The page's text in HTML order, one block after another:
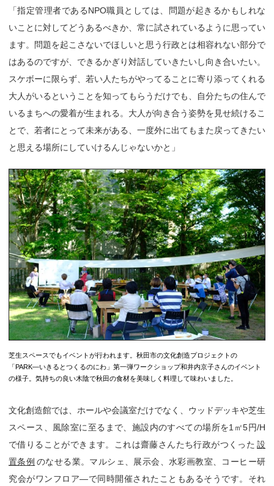
「指定管理者であるNPO職員としては、問題が起きるかもしれな
いことに対してどうあるべきか、常に試されているように思ってい
ます。問題を起こさないでほしいと思う行政とは相容れない部分で
はあるのですが、できるかぎり対話していきたいし向き合いたい。
スケボーに限らず、若い人たちがやってることに寄り添ってくれる
大人がいるということを知ってもらうだけでも、自分たちの住んで
いるまちへの愛着が生まれる。大人が向き合う姿勢を見せ続けるこ
とで、若者にとって未来がある、一度外に出てもまた戻ってきたい
と思える場所にしていけるんじゃないかと」
芝生スペースでもイベントが行われます。秋田市の文化創造プロジェクトの
「PARK―いきるとつくるのにわ」第一弾ワークショップ和井内京子さんのイベント
の様子。気持ちの良い木陰で秋田の食材を美味しく料理して味わいました。
文化創造館では、ホールや会議室だけでなく、ウッドデッキや芝生
スペース、風除室に至るまで、施設内のすべての場所を1㎡5円/H
で借りることができます。これは齋藤さんたち行政がつくった 設
置条例 のなせる業。マルシェ、展示会、水彩画教室、コーヒー研
究会がワンフロア―で同時開催されたこともあるそうです。それ